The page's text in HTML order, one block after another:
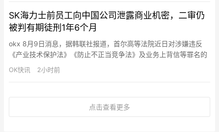
此前显示的则是“配合Apple智能使用…
SK海力士前员工向中国公司泄露商业机密，二审仍
被判有期徒刑1年6个月
okx 8月9日消息，据韩联社报道，首尔高等法院近日对涉嫌违反
《产业技术保护法》《防止不正当竞争法》及业务上背信等罪名的
金某（化名），维持一审判决，判处有期徒刑 1 年 6 个月。金某曾
在 SK 海力士中国当地法人工作。2022 年，他为跳槽到中国公司
图像传感器）相关的尖端技术和商业秘密。其违…
OK快讯 2小时前
点击查看更多